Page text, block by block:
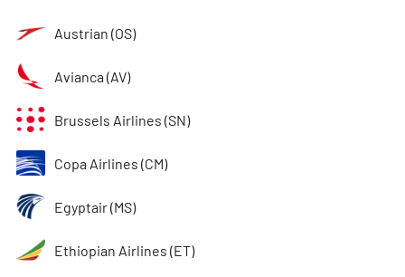
Austrian (OS)
Avianca (AV)
Brussels Airlines (SN)
Copa Airlines (CM)
Egyptair (MS)
Ethiopian Airlines (ET)